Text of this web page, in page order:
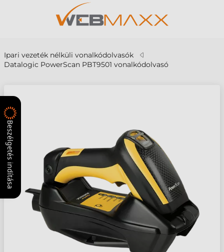
Ipari vezeték nélküli vonalkódolvasók
Datalogic PowerScan PBT9501 vonalkódolvasó
Beszélgetés indítása